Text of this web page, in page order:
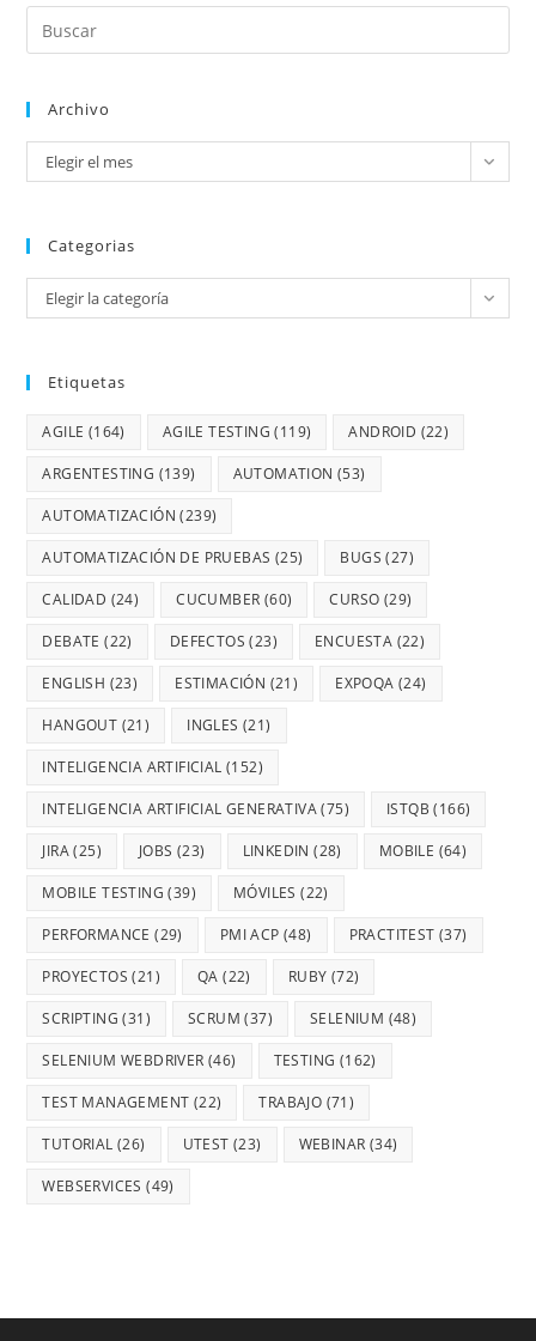
Archivo
Elegir el mes
Categorias
Elegir la categoría
Etiquetas
AGILE (164) AGILE TESTING (119) ANDROID (22)
ARGENTESTING (139) AUTOMATION (53)
AUTOMATIZACIÓN (239)
AUTOMATIZACIÓN DE PRUEBAS (25) BUGS (27)
CALIDAD (24) CUCUMBER (60) CURSO (29)
DEBATE (22) DEFECTOS (23) ENCUESTA (22)
ENGLISH (23) ESTIMACIÓN (21) EXPOQA (24)
HANGOUT (21) INGLES (21)
INTELIGENCIA ARTIFICIAL (152)
INTELIGENCIA ARTIFICIAL GENERATIVA(75) ISTQB (166)
JIRA(25) JOBS (23) LINKEDIN (28) MOBILE (64)
MOBILE TESTING (39) MÓVILES (22)
PERFORMANCE (29) PMI ACP (48) PRACTITEST (37)
PROYECTOS (21) QA (22) RUBY (72)
SCRIPTING (31) SCRUM (37) SELENIUM (48)
SELENIUM WEBDRIVER (46) TESTING (162)
TEST MANAGEMENT (22) TRABAJO (71)
TUTORIAL (26) UTEST (23) WEBINAR (34)
WEBSERVICES (49)